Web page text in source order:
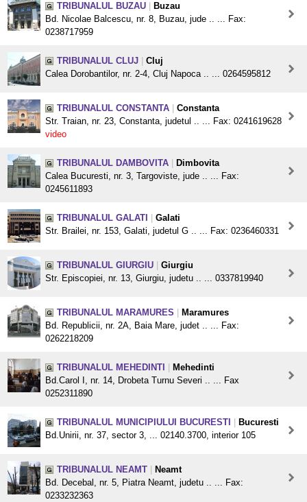
TRIBUNALUL BUZAU
Buzau
Bd. Nicolae Balcescu, nr. 8, Buzau, jude .. ... Fax:
0238717959
TRIBUNALUL CLUJ
Cluj
Calea Dorobantilor, nr. 2-4, Cluj Napoca .. ... 0264595812
TRIBUNALUL CONSTANTA
Constanta
Str. Traian, nr. 23, Constanta, judetul .. ... Fax: 0241619628
video
TRIBUNALUL DAMBOVITA
Dimbovita
Calea Bucuresti, nr. 3, Targoviste, jude .. ... Fax:
0245611893
TRIBUNALUL GALATI
Galati
Str. Brailei, nr. 153, Galati, judetul G .. ... Fax: 0236460331
TRIBUNALUL GIURGIU
Giurgiu
Str. Episcopiei, nr. 13, Giurgiu, judetu .. ... 0337819940
TRIBUNALUL MARAMURES
Maramures
Bd. Republicii, nr. 2A, Baia Mare, judet .. ... Fax:
0262218209
TRIBUNALUL MEHEDINTI
Mehedinti
Bd.Carol I, nr. 14, Drobeta Turnu Severi .. ... Fax
0252311890
TRIBUNALUL MUNICIPIULUI BUCURESTI
Bucuresti
Bd.Unirii, nr. 37, sector 3, ... 02140.3700, interior 105
TRIBUNALUL NEAMT
Neamt
Bd. Decebal, nr. 5, Piatra Neamt, judetu .. ... Fax:
0233232363